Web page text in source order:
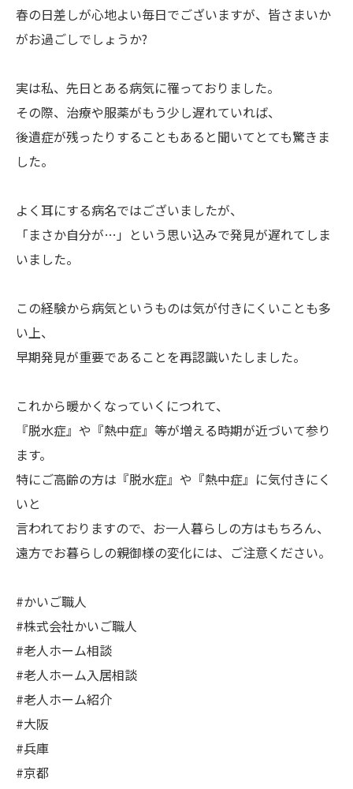
春の日差しが心地よい毎日でございますが、皆さまいか
がお過ごしでしょうか?
実は私、先日とある病気に罹っておりました。
その際、治療や服薬がもう少し遅れていれば、
後遺症が残ったりすることもあると聞いてとても驚きま
した。
よく耳にする病名ではございましたが、
「まさか自分が…」という思い込みで発見が遅れてしま
いました。
この経験から病気というものは気が付きにくいことも多
い上、
早期発見が重要であることを再認識いたしました。
これから暖かくなっていくにつれて、
『脱水症』や『熱中症』等が増える時期が近づいて参り
ます。
特にご高齢の方は『脱水症』や『熱中症』に気付きにく
いと
言われておりますので、お一人暮らしの方はもちろん、
遠方でお暮らしの親御様の変化には、ご注意ください。
#かいご職人
#株式会社かいご職人
#老人ホーム相談
#老人ホーム入居相談
#老人ホーム紹介
#大阪
#兵庫
#京都